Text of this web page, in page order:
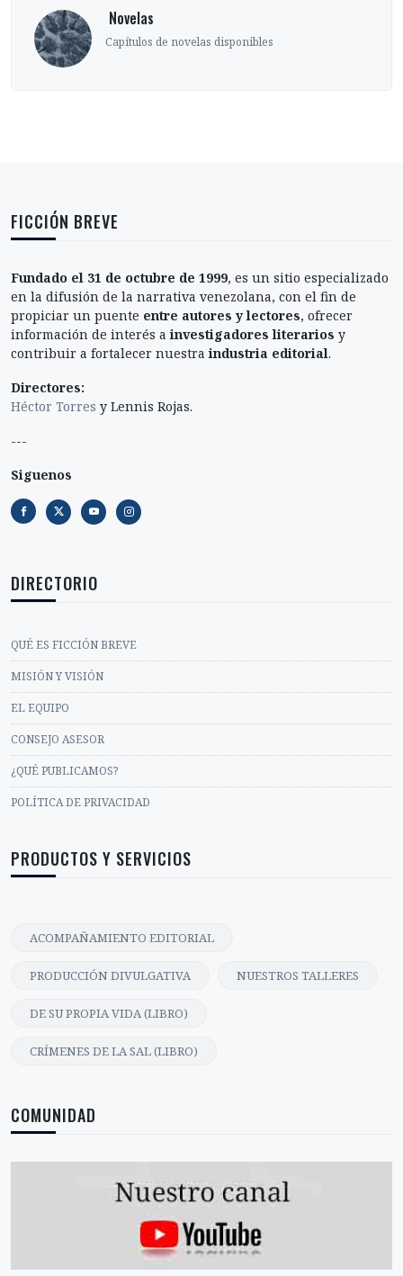
‎ Novelas
Capítulos de novelas disponibles
FICCIÓN BREVE
Fundado el 31 de octubre de 1999, es un sitio especializado
en la difusión de la narrativa venezolana, con el fin de
propiciar un puente entre autores y lectores, ofrecer
información de interés ainvestigadores literarios y
contribuir a fortalecer nuestraindustria editorial.
Directores:
Héctor Torres y Lennis Rojas.
---
Siguenos
DIRECTORIO
QUÉ ES FICCIÓN BREVE
MISIÓN Y VISIÓN
EL EQUIPO
CONSEJO ASESOR
¿QUÉ PUBLICAMOS?
POLÍTICA DE PRIVACIDAD
PRODUCTOS Y SERVICIOS
ACOMPAÑAMIENTO EDITORIAL
PRODUCCIÓN DIVULGATIVA NUESTROS TALLERES
DE SU PROPIA VIDA (LIBRO)
CRÍMENES DE LA SAL (LIBRO)
COMUNIDAD